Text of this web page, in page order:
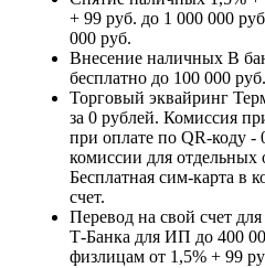
+ 99 руб. до 1 000 000
000 руб.
Внесение наличных В
бесплатно до 100 000
Торговый эквайринг
за 0 рублей. Комиссия
при оплате по QR-коду
комиссии для отдельных
Бесплатная сим-карта в
счет.
Перевод на свой счет
Т‑Банка для ИП до 400
физлицам от 1,5% + 99